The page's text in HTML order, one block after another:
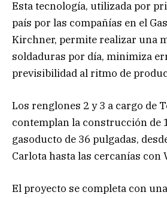
Esta tecnología, utilizada por
país por las compañías en el
Kirchner, permite realizar una
soldaduras por día, minimiza
previsibilidad al ritmo de
Los renglones 2 y 3 a cargo de
contemplan la construcción de
gasoducto de 36 pulgadas,
Carlota hasta las cercanías con
El proyecto se completa con